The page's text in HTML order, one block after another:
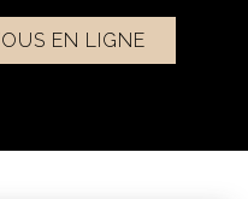
EN LIGNE